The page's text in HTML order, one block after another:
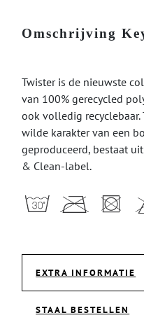
Omschrijving
Twister is de nieuwste
van 100% gerecycled
ook volledig
wilde karakter van een
geproduceerd, bestaat
& Clean-label.
EXTRA INFORMATIE
STAAL BESTELLEN